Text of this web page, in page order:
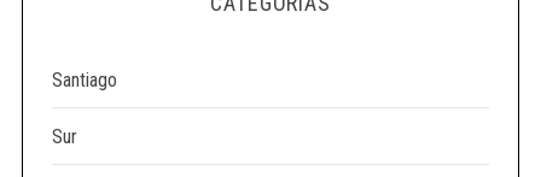
Santiago
Sur
c
h
o